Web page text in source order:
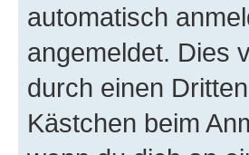
automatisch
angemeldet. Dies
durch einen
Kästchen beim